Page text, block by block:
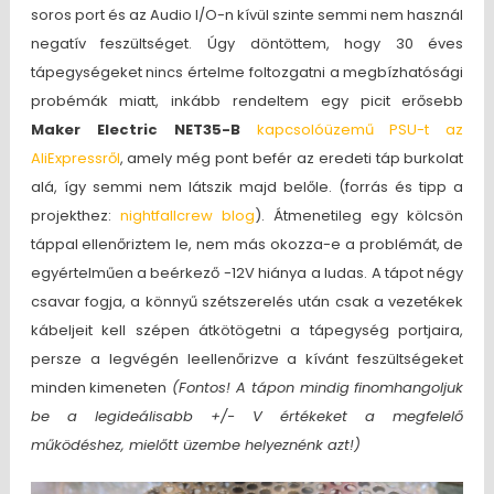
soros port és az Audio I/O-n kívül szinte semmi nem használ
negatív feszültséget. Úgy döntöttem, hogy 30 éves
tápegységeket nincs értelme foltozgatni a megbízhatósági
probémák miatt, inkább rendeltem egy picit erősebb
Maker Electric NET35-B
kapcsolóüzemű PSU-t az
AliExpressről, amely még pont befér az eredeti táp burkolat
alá, így semmi nem látszik majd belőle. (forrás és tipp a
projekthez: nightfallcrew blog). Átmenetileg egy kölcsön
táppal ellenőriztem le, nem más okozza-e a problémát, de
egyértelműen a beérkező -12V hiánya a ludas. A tápot négy
csavar fogja, a könnyű szétszerelés után csak a vezetékek
kábeljeit kell szépen átkötögetni a tápegység portjaira,
persze a legvégén leellenőrizve a kívánt feszültségeket
minden kimeneten (Fontos! A tápon mindig finomhangoljuk
be a legideálisabb +/- V értékeket a megfelelő
működéshez, mielőtt üzembe helyeznénk azt!)